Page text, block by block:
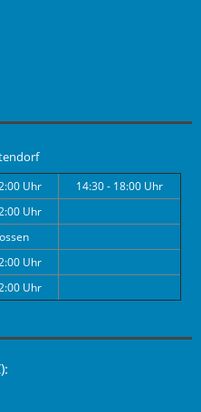
Uhr
14:30 - 18:00 Uhr
Uhr
Uhr
Uhr